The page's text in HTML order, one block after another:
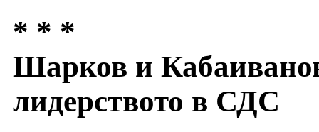
* * *
Шарков и
лидерството в СДС